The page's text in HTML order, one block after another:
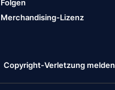
Folgen
Merchandising-Lizenz
Copyright-Verletzung melden